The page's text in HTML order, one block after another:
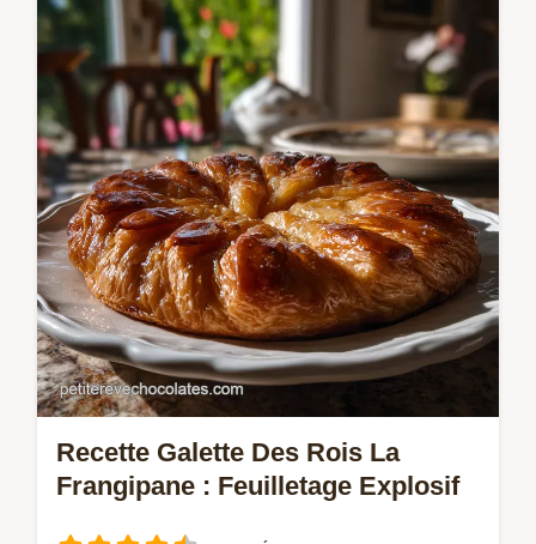
au Mascarpone Fouetté et Coulis. Une
meringue architecturale et un cœur fondant.
Recette Galette Des Rois La
Frangipane : Feuilletage Explosif